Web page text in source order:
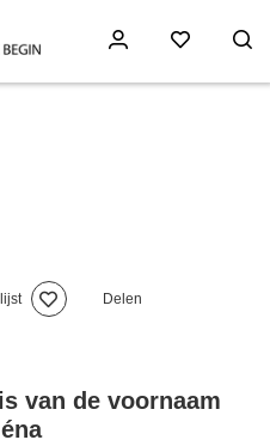
Delen
van de voornaam